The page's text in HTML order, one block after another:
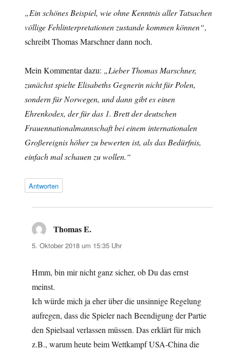
„Ein schönes Beispiel, wie ohne Kenntnis aller Tatsachen
völlige Fehlinterpretationen zustande kommen können“,
schreibt Thomas Marschner dann noch.
Mein Kommentar dazu: „Lieber Thomas Marschner,
zunächst spielte Elisabeths Gegnerin nicht für Polen,
sondern für Norwegen, und dann gibt es einen
Ehrenkodex, der für das 1. Brett der deutschen
Frauennationalmannschaft bei einem internationalen
Großereignis höher zu bewerten ist, als das Bedürfnis,
einfach mal schauen zu wollen.“
Antworten
Thomas E.
5. Oktober 2018 um 15:35 Uhr
Hmm, bin mir nicht ganz sicher, ob Du das ernst
meinst.
Ich würde mich ja eher über die unsinnige Regelung
aufregen, dass die Spieler nach Beendigung der Partie
den Spielsaal verlassen müssen. Das erklärt für mich
z.B., warum heute beim Wettkampf USA-China die